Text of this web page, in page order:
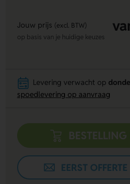
Jouw prijs (excl. BTW)
op basis van je huidige keuzes
Levering verwacht op
spoedlevering op aanvraag
EERST